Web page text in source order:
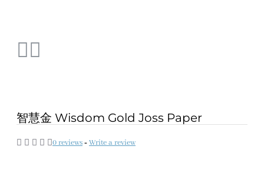
智慧金 Wisdom Gold Joss Paper
0 reviews-Write a review